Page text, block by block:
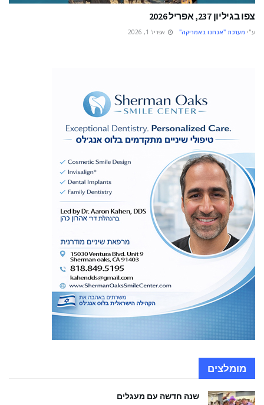
צפו בגיליון 237, אפריל 2026
ע"י מערכת "אנחנו באמריקה" אפריל 1, 2026
מומלצים
שנה חדשה עם מעגלים